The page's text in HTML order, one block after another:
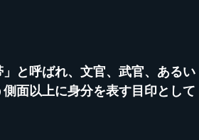
と呼ばれ、文官、武官、あるい
面以上に身分を表す目印として